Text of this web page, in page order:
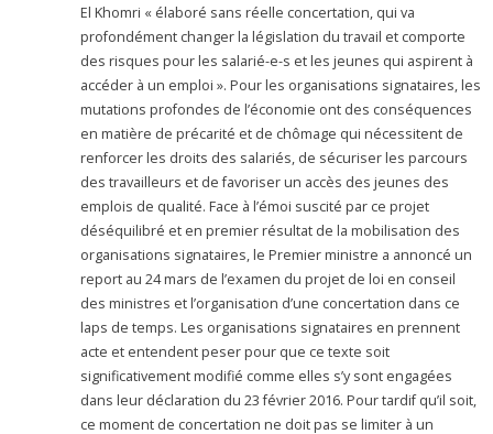
El Khomri « élaboré sans réelle concertation, qui va
profondément changer la législation du travail et comporte
des risques pour les salarié-e-s et les jeunes qui aspirent à
accéder à un emploi ». Pour les organisations signataires, les
mutations profondes de l’économie ont des conséquences
en matière de précarité et de chômage qui nécessitent de
renforcer les droits des salariés, de sécuriser les parcours
des travailleurs et de favoriser un accès des jeunes des
emplois de qualité. Face à l’émoi suscité par ce projet
déséquilibré et en premier résultat de la mobilisation des
organisations signataires, le Premier ministre a annoncé un
report au 24 mars de l’examen du projet de loi en conseil
des ministres et l’organisation d’une concertation dans ce
laps de temps. Les organisations signataires en prennent
acte et entendent peser pour que ce texte soit
significativement modifié comme elles s’y sont engagées
dans leur déclaration du 23 février 2016. Pour tardif qu’il soit,
ce moment de concertation ne doit pas se limiter à un